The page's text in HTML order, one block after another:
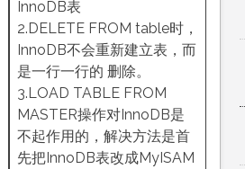
InnoDB表
2.DELETE FROM table时，
InnoDB不会重新建立表，而
是一行一行的 删除。
3.LOAD TABLE FROM
MASTER操作对InnoDB是
不起作用的，解决方法是首
先把InnoDB表改成MyISAM